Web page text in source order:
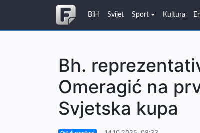
BiH Svijet Sport Kultura
Bh.
Omeragić na
Svjetska kupa